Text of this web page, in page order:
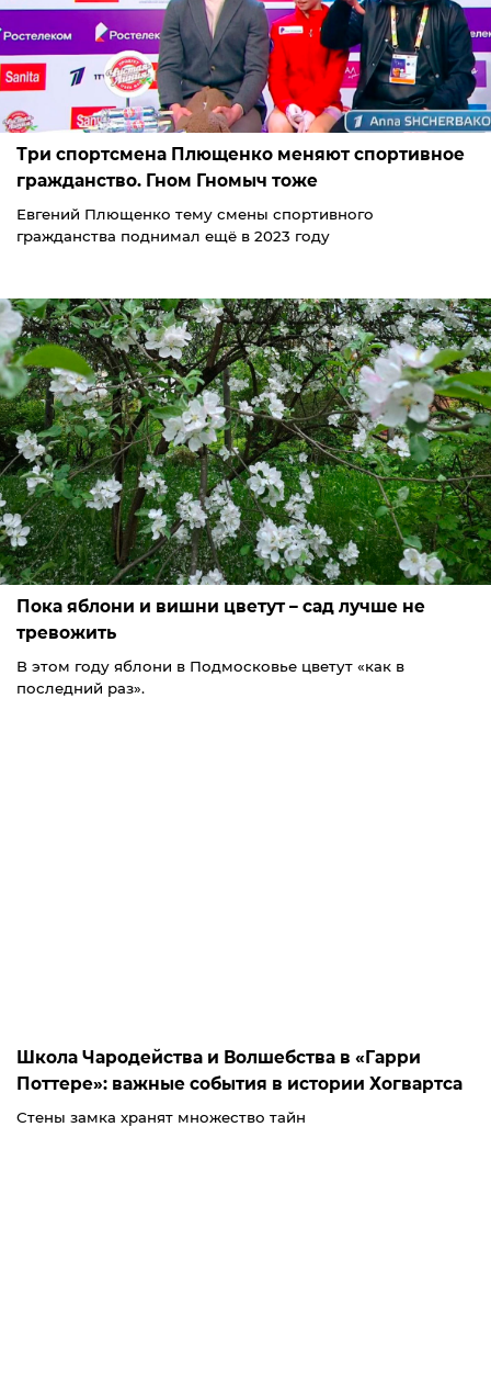
Три спортсмена Плющенко меняют спортивное
гражданство. Гном Гномыч тоже
Евгений Плющенко тему смены спортивного
гражданства поднимал ещё в 2023 году
Пока яблони и вишни цветут – сад лучше не
тревожить
В этом году яблони в Подмосковье цветут «как в
последний раз».
Школа Чародейства и Волшебства в «Гарри
Поттере»: важные события в истории Хогвартса
Стены замка хранят множество тайн